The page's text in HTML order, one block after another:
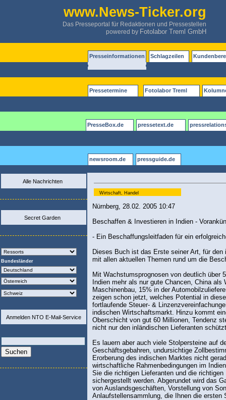
www.News-Ticker.org
Das Presseportal für Redaktionen und Pressestellen
powered by Fotolabor Treml GmbH
Presseinformationen Schlagzeilen
Pressetermine Fotolabor Treml
PresseBox.de pressetext.de
newsroom.de pressguide.de
Alle Nachrichten
Secret Garden
Bundesländer
Anmelden NTO E-Mail-Service
Wirtschaft, Handel
Nürnberg, 28.02. 2005 10:47
Beschaffen & Investieren in Indien -
- Ein Beschaffungsleitfaden für ein
Dieses Buch ist das Erste seiner Art, für
mit allen aktuellen Themen rund um die
Mit Wachstumsprognosen von deutlich über
Indien mehr als nur gute Chancen, China
Maschinenbau, 15% in der
zeigen schon jetzt, welches Potential in
fortlaufende Steuer- &
indischen Wirtschaftsmarkt. Hinzu kommt
Oberschicht von gut 60 Millionen, Tendenz
nicht nur den inländischen Lieferanten
Es lauern aber auch viele Stolpersteine auf
Geschäftsgebahren, undursichtige
Erorberung des indischen Marktes nicht
wirtschaftliche Rahmenbedingungen im
Sie die richtigen Lieferanten und die
sichergestellt werden. Abgerundet wird das
von Auslandsgeschäften, Vorstellung von
Anlaufstellensammlung, die Ihnen die